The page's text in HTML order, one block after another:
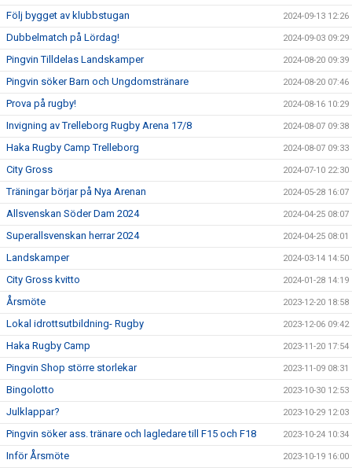
Följ bygget av klubbstugan 2024-09-13 12:26
Dubbelmatch på Lördag! 2024-09-03 09:29
Pingvin Tilldelas Landskamper 2024-08-20 09:39
Pingvin söker Barn och Ungdomstränare 2024-08-20 07:46
Prova på rugby! 2024-08-16 10:29
Invigning av Trelleborg Rugby Arena 17/8 2024-08-07 09:38
Haka Rugby Camp Trelleborg 2024-08-07 09:33
City Gross 2024-07-10 22:30
Träningar börjar på Nya Arenan 2024-05-28 16:07
Allsvenskan Söder Dam 2024 2024-04-25 08:07
Superallsvenskan herrar 2024 2024-04-25 08:01
Landskamper 2024-03-14 14:50
City Gross kvitto 2024-01-28 14:19
Årsmöte 2023-12-20 18:58
Lokal idrottsutbildning- Rugby 2023-12-06 09:42
Haka Rugby Camp 2023-11-20 17:54
Pingvin Shop större storlekar 2023-11-09 08:31
Bingolotto 2023-10-30 12:53
Julklappar? 2023-10-29 12:03
Pingvin söker ass. tränare och lagledare till F15 och F18 2023-10-24 10:34
Inför Årsmöte 2023-10-19 16:00